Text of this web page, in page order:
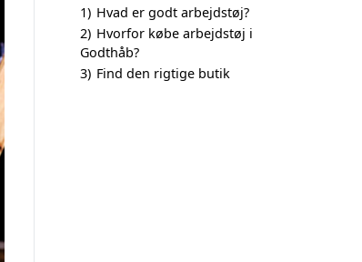
1) Hvad er godt arbejdstøj?
2) Hvorfor købe arbejdstøj i
Godthåb?
3) Find den rigtige butik